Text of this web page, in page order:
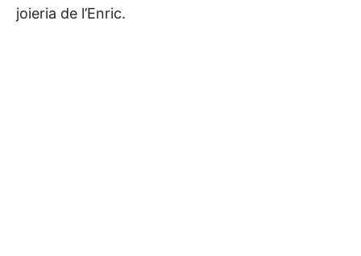
joieria de l’Enric.